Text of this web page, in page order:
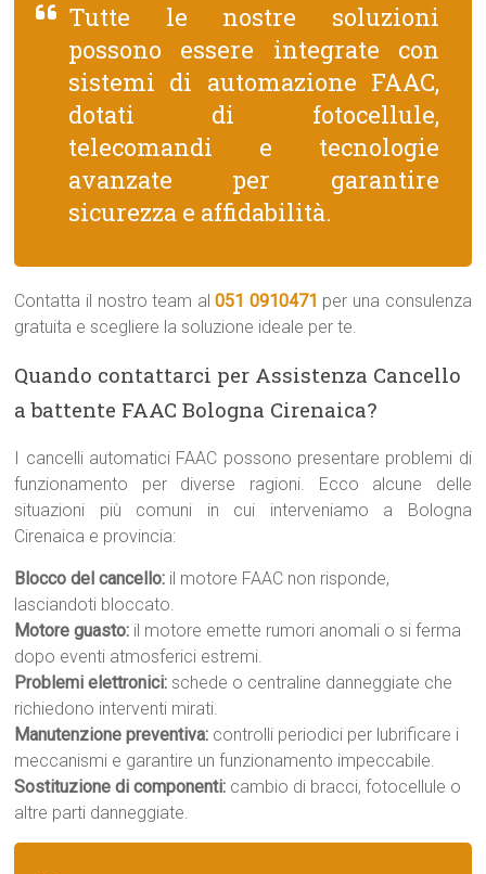
Tutte le nostre soluzioni
possono essere integrate con
sistemi di automazione FAAC,
dotati di fotocellule,
telecomandi e tecnologie
avanzate per garantire
sicurezza e affidabilità.
Contatta il nostro team al051 0910471 per una consulenza
gratuita e scegliere la soluzione ideale per te.
Quando contattarci per Assistenza Cancello
a battente FAAC Bologna Cirenaica?
I cancelli automatici FAAC possono presentare problemi di
funzionamento per diverse ragioni. Ecco alcune delle
situazioni più comuni in cui interveniamo a Bologna
Cirenaica e provincia:
Blocco del cancello: il motore FAAC non risponde,
lasciandoti bloccato.
Motore guasto: il motore emette rumori anomali o si ferma
dopo eventi atmosferici estremi.
Problemi elettronici: schede o centraline danneggiate che
richiedono interventi mirati.
Manutenzione preventiva: controlli periodici per lubrificare i
meccanismi e garantire un funzionamento impeccabile.
Sostituzione di componenti: cambio di bracci, fotocellule o
altre parti danneggiate.